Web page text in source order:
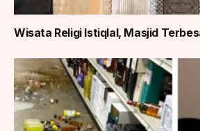
Wisata Religi Istiqlal, Masjid